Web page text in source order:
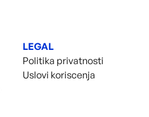
LEGAL
Politika privatnosti
Uslovi koriscenja